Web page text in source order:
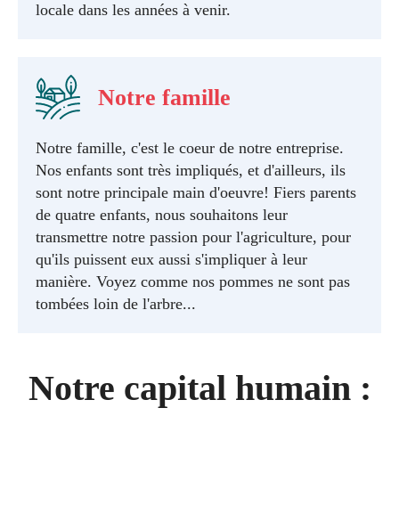
locale dans les années à venir.
Notre famille
Notre famille, c'est le coeur de notre entreprise.
Nos enfants sont très impliqués, et d'ailleurs, ils
sont notre principale main d'oeuvre! Fiers parents
de quatre enfants, nous souhaitons leur
transmettre notre passion pour l'agriculture, pour
qu'ils puissent eux aussi s'impliquer à leur
manière. Voyez comme nos pommes ne sont pas
tombées loin de l'arbre...
Notre capital humain :